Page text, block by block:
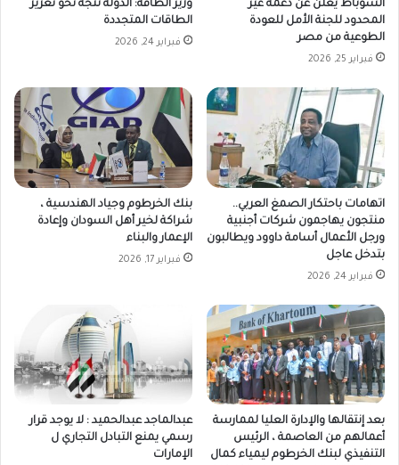
السوباط يعلن عن دعمه غير
المحدود للجنة الأمل للعودة
الطوعية من مصر
فبراير 25, 2026
وزير الطاقة: الدولة تتجه نحو تعزيز
الطاقات المتجددة
فبراير 24, 2026
اتهامات باحتكار الصمغ العربي..
منتجون يهاجمون شركات أجنبية
ورجل الأعمال أسامة داوود ويطالبون
بتدخل عاجل
فبراير 24, 2026
بنك الخرطوم وجياد الهندسية ،
شراكة لخير أهل السودان وإعادة
الإعمار والبناء
فبراير 17, 2026
بعد إنتقالها والإدارة العليا لممارسة
أعمالهم من العاصمة ، الرئيس
التنفيذي لبنك الخرطوم ليمياء كمال
عبدالماجد عبدالحميد : لا يوجد قرار
رسمي يمنع التبادل التجاري ل
الإمارات